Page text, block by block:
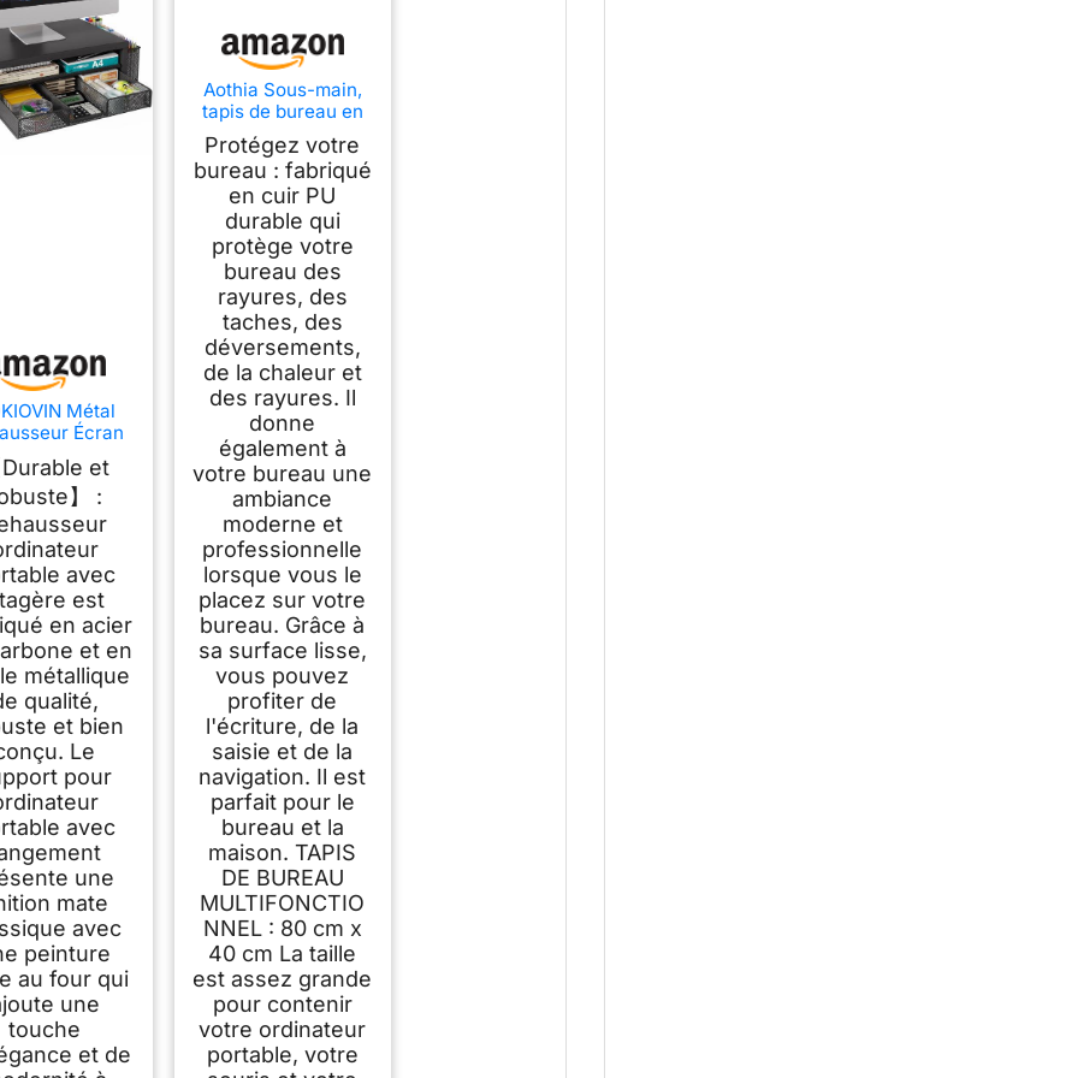
Métal
Écran
Support
Bureau
Tiroir et 2
Stylo,
de
Rangement,
de 1
Durable et
】 :
avec
est
en acier
et en
métallique
qualité,
et bien
Le
pour
avec
une
mate
avec
peinture
au four qui
une
touche
et de
Aothia Sous-main,
tapis de bureau en
cuir PU, tapis de
souris, protection de
bureau
antidérapante, bloc-
notes de bureau
étanche pour le
bureau et la maison
(80 cm x 40 cm,
noir)
Protégez votre
bureau : fabriqué
en cuir PU
durable qui
protège votre
bureau des
rayures, des
taches, des
déversements,
de la chaleur et
des rayures. Il
donne
également à
votre bureau une
ambiance
moderne et
professionnelle
lorsque vous le
placez sur votre
bureau. Grâce à
sa surface lisse,
vous pouvez
profiter de
l'écriture, de la
saisie et de la
navigation. Il est
parfait pour le
bureau et la
maison. TAPIS
DE BUREAU
MULTIFONCTIO
NNEL : 80 cm x
40 cm La taille
est assez grande
pour contenir
votre ordinateur
portable, votre